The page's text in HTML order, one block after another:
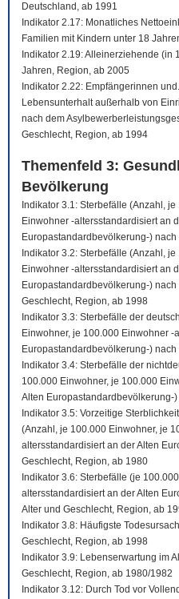
Deutschland, ab 1991
Indikator 2.17: Monatliches
Familien mit Kindern unter 18
Indikator 2.19: Alleinerziehende (in
Jahren, Region, ab 2005
Indikator 2.22: Empfängerinnen
Lebensunterhalt außerhalb von
nach dem
Geschlecht, Region, ab 1994
Themenfeld 3:
Bevölkerung
Indikator 3.1: Sterbefälle (Anzahl,
Einwohner -altersstandardisiert an
Europastandardbevölkerung-)
Indikator 3.2: Sterbefälle (Anzahl,
Einwohner -altersstandardisiert an
Europastandardbevölkerung-)
Geschlecht, Region, ab 1998
Indikator 3.3: Sterbefälle der
Einwohner, je 100.000 Einwohner -
Europastandardbevölkerung-)
Indikator 3.4: Sterbefälle der
100.000 Einwohner, je 100.000
Alten Europastandardbevölkerung-
Indikator 3.5: Vorzeitige
(Anzahl, je 100.000 Einwohner, je
altersstandardisiert an der Alten
Geschlecht, Region, ab 1980
Indikator 3.6: Sterbefälle (je
altersstandardisiert an der Alten
Alter und Geschlecht, Region, ab
Indikator 3.8: Häufigste
Geschlecht, Region, ab 1998
Indikator 3.9: Lebenserwartung im
Geschlecht, Region, ab 1980/1982
Indikator 3.12: Durch Tod vor